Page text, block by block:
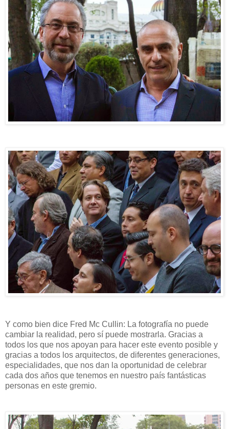
Y como bien dice Fred Mc Cullin: La fotografía no puede
cambiar la realidad, pero sí puede mostrarla. Gracias a
todos los que nos apoyan para hacer este evento posible y
gracias a todos los arquitectos, de diferentes generaciones,
especialidades, que nos dan la oportunidad de celebrar
cada dos años que tenemos en nuestro país fantásticas
personas en este gremio.